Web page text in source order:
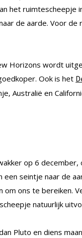
het ruimtescheepje
de aarde. Voor
Horizons wordt
Ook is het
Australië en
op 6 december,
seintje naar de
om ons te bereiken.
natuurlijk
Pluto en diens